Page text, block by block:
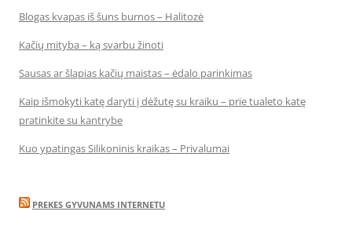
Blogas kvapas iš šuns burnos – Halitozė
Kačių mityba – ką svarbu žinoti
Sausas ar šlapias kačių maistas – ėdalo parinkimas
Kaip išmokyti katę daryti į dėžutę su kraiku – prie tualeto katę
pratinkite su kantrybe
Kuo ypatingas Silikoninis kraikas – Privalumai
PREKES GYVUNAMS INTERNETU